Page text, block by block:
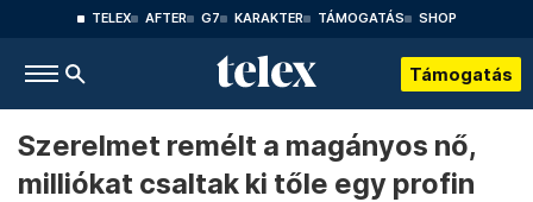
TELEX AFTER G7 KARAKTER TÁMOGATÁS SHOP
Támogatás
Szerelmet remélt a magányos nő,
milliókat csaltak ki tőle egy profin